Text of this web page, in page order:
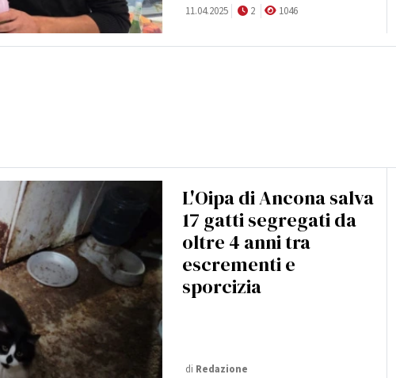
11.04.2025
2 1046
L'Oipa di Ancona salva
17 gatti segregati da
oltre 4 anni tra
escrementi e
sporcizia
di Redazione